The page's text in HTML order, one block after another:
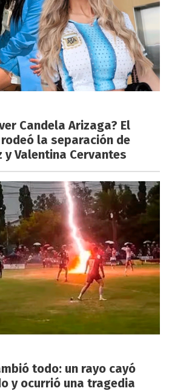
Candela Arizaga? El
la separación de
y Valentina Cervantes
todo: un rayo cayó
y ocurrió una tragedia